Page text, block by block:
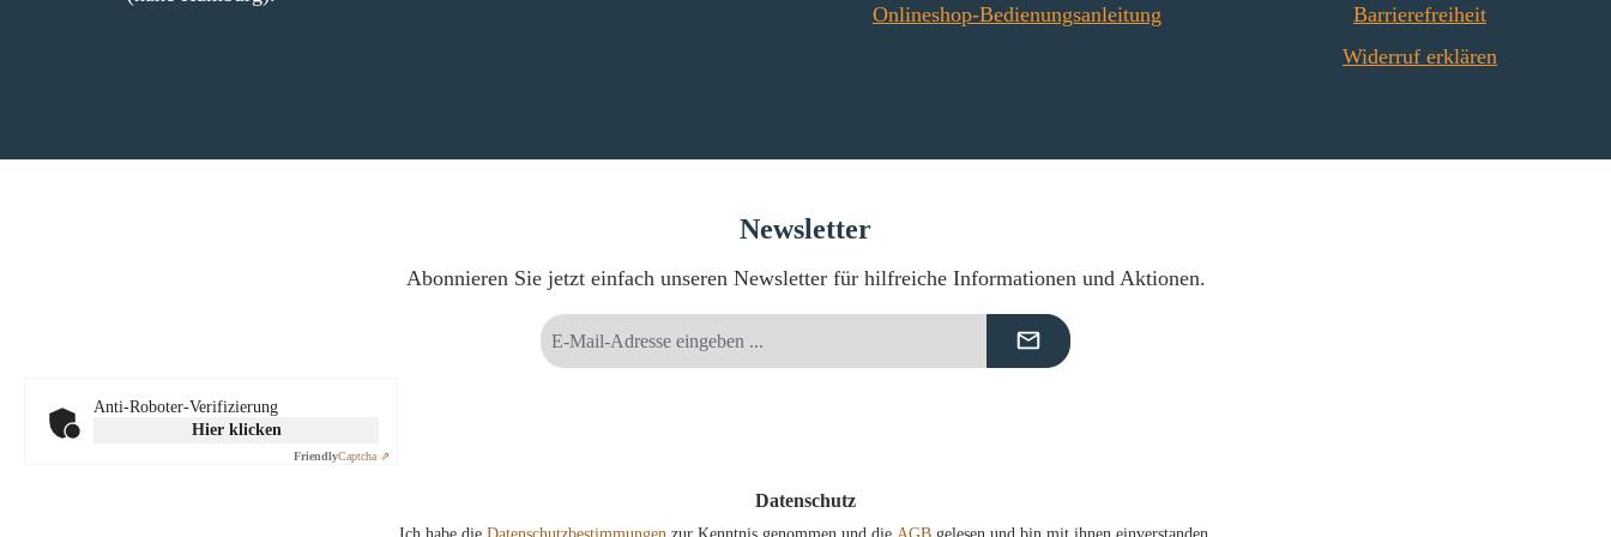
Onlineshop-Bedienungsanleitung
Barrierefreiheit
Widerruf erklären
Newsletter
Abonnieren Sie jetzt einfach unseren Newsletter für hilfreiche Informationen und Aktionen.
E-
Mail-
Anti-Roboter-Verifizierung
Hier klicken
FriendlyCaptcha ⇗
Datenschutz